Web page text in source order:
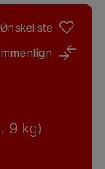
Ønskeliste
9 kg)